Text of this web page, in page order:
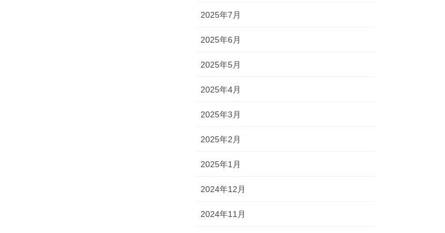
2025年7月
2025年6月
2025年5月
2025年4月
2025年3月
2025年2月
2025年1月
2024年12月
2024年11月